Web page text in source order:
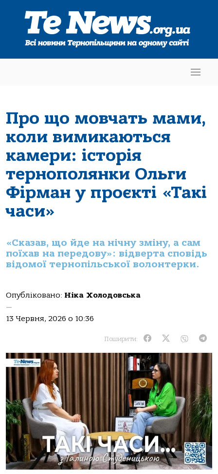
Про що мовчать мами,
коли вимикаються
камери: історія
тернополянки Ольги
Фірман у проєкті «Такі
часи»
«Сказав, що йде на нічну зміну, а сам
поїхав на передову»: відверта сповідь
відомої тернопільської волонтерки.
Опубліковано: Ніка Холодовська
—
13 Червня, 2026 о 10:36
Поширити: